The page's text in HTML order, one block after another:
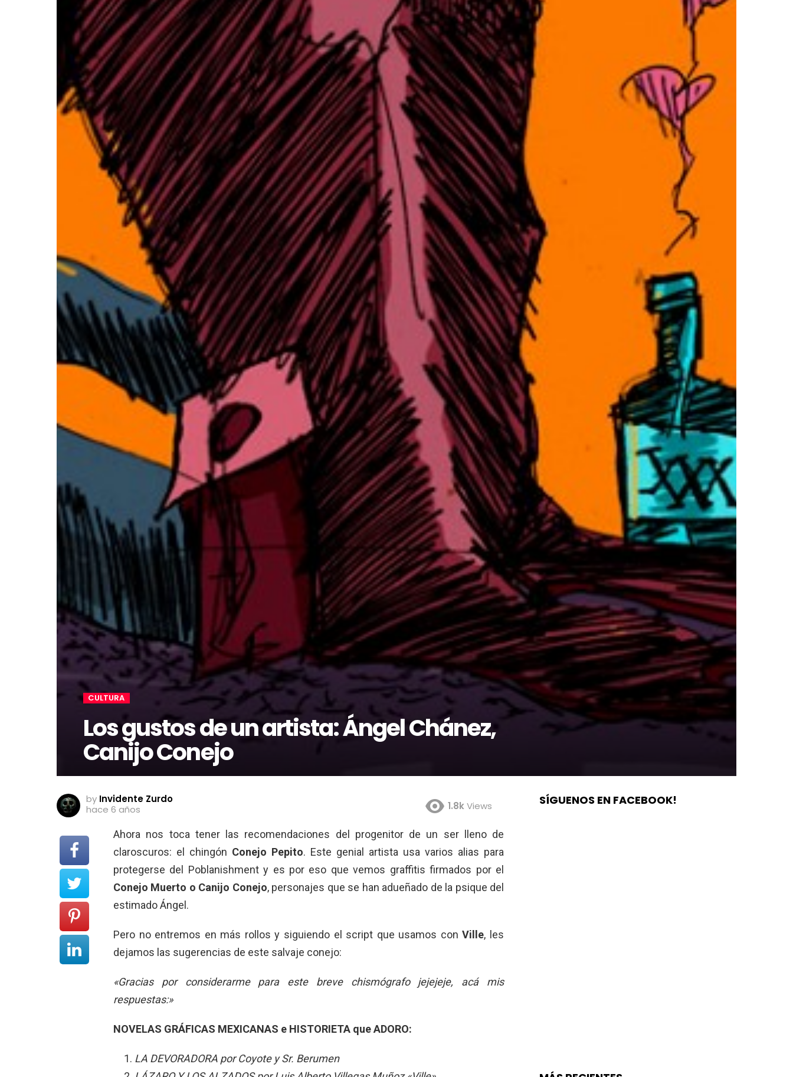
CULTURA
Los gustos de un artista: Ángel Chánez,
Canijo Conejo
by Invidente Zurdo
hace 6 años
1.8kViews
Ahora nos toca tener las recomendaciones del progenitor de un ser lleno de
claroscuros: el chingón Conejo Pepito. Este genial artista usa varios alias para
protegerse del Poblanishment y es por eso que vemos graffitis firmados por el
Conejo Muerto o Canijo Conejo, personajes que se han adueñado de la psique del
estimado Ángel.
Pero no entremos en más rollos y siguiendo el script que usamos conVille, les
dejamos las sugerencias de este salvaje conejo:
«Gracias por considerarme para este breve chismógrafo jejejeje, acá mis
respuestas:»
NOVELAS GRÁFICAS MEXICANAS e HISTORIETA que ADORO:
LA DEVORADORA por Coyote y Sr. Berumen
SÍGUENOS EN FACEBOOK!